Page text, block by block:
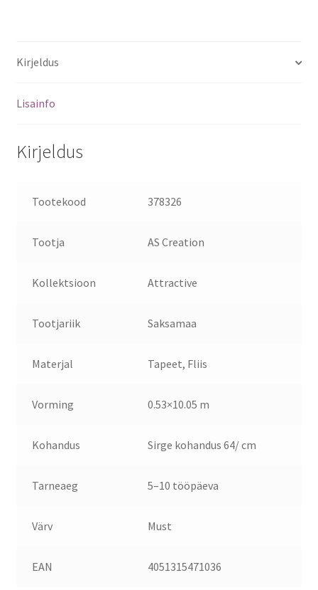
Kirjeldus
Lisainfo
Kirjeldus
Tootekood 378326
Tootja AS Creation
Kollektsioon Attractive
Tootjariik Saksamaa
Materjal Tapeet, Fliis
Vorming 0.53×10.05 m
Kohandus Sirge kohandus 64/ cm
Tarneaeg 5–10 tööpäeva
Värv Must
EAN 4051315471036